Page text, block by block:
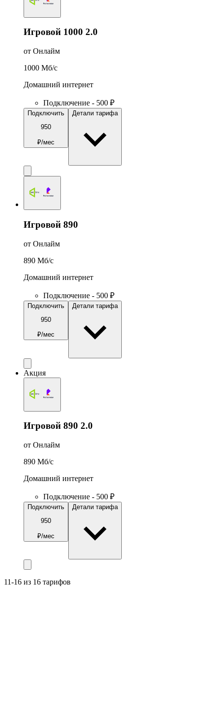
Игровой 1000 2.0
от Онлайм
1000 Мб/c
Домашний интернет
Подключение - 500 ₽
Подключить
950
₽/мес
Детали тарифа
Игровой 890
от Онлайм
890 Мб/c
Домашний интернет
Подключение - 500 ₽
Подключить
950
₽/мес
Детали тарифа
Акция
Игровой 890 2.0
от Онлайм
890 Мб/c
Домашний интернет
Подключение - 500 ₽
Подключить
950
₽/мес
Детали тарифа
11-16 из 16 тарифов